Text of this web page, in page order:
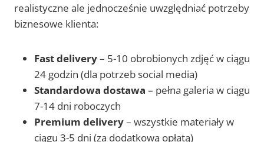
realistyczne ale jednocześnie uwzględniać potrzeby
biznesowe klienta:
Fast delivery– 5-10 obrobionych zdjęć w ciągu
24 godzin (dla potrzeb social media)
Standardowa dostawa – pełna galeria w ciągu
7-14 dni roboczych
Premium delivery– wszystkie materiały w
ciągu 3-5 dni (za dodatkową opłatą)